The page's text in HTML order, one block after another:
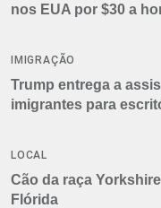
nos EUA por $30 a
IMIGRAÇÃO
Trump entrega a
imigrantes para
LOCAL
Cão da raça
Flórida